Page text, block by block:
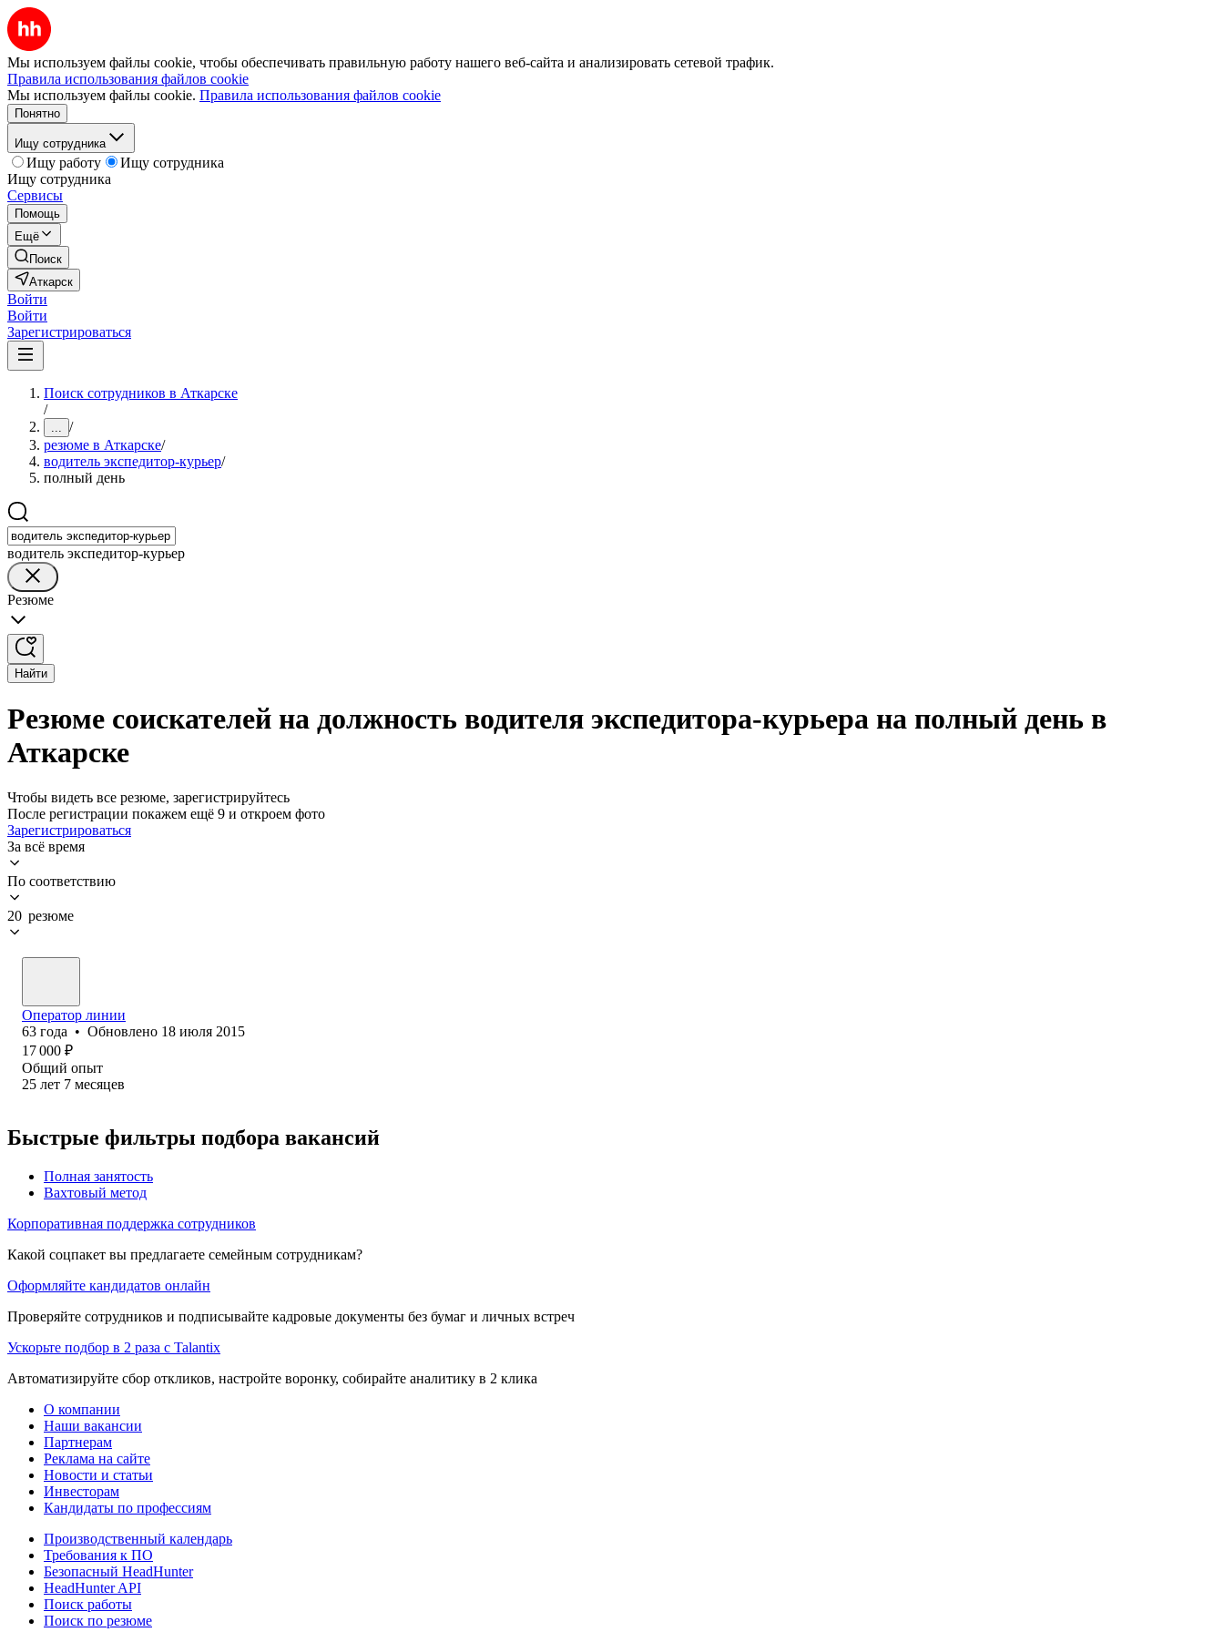
Мы используем файлы cookie, чтобы обеспечивать правильную работу нашего веб-сайта и анализировать сетевой трафик.
Правила использования файлов cookie
Мы используем файлы cookie. Правила использования файлов cookie
Понятно
Ищу сотрудника
Ищу работу
Ищу сотрудника
Ищу сотрудника
Сервисы
Помощь
Ещё
Поиск
Аткарск
Войти
Войти
Зарегистрироваться
Поиск сотрудников в Аткарске
/
... /
резюме в Аткарске/
водитель экспедитор-курьер/
полный день
водитель экспедитор-курьер
Резюме
Найти
Резюме соискателей на должность водителя экспедитора-курьера на полный день в
Аткарске
Чтобы видеть все резюме, зарегистрируйтесь
После регистрации покажем ещё 9 и откроем фото
Зарегистрироваться
За всё время
По соответствию
20 резюме
Оператор линии
63 года • Обновлено 18 июля 2015
17 000 ₽
Общий опыт
25 лет 7 месяцев
Быстрые фильтры подбора вакансий
Полная занятость
Вахтовый метод
Корпоративная поддержка сотрудников
Какой соцпакет вы предлагаете семейным сотрудникам?
Оформляйте кандидатов онлайн
Проверяйте сотрудников и подписывайте кадровые документы без бумаг и личных встреч
Ускорьте подбор в 2 раза с Talantix
Автоматизируйте сбор откликов, настройте воронку, собирайте аналитику в 2 клика
О компании
Наши вакансии
Партнерам
Реклама на сайте
Новости и статьи
Инвесторам
Кандидаты по профессиям
Производственный календарь
Требования к ПО
Безопасный HeadHunter
HeadHunter API
Поиск работы
Поиск по резюме